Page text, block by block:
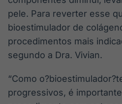
Soluções de
Tecnologia
pele. Para reverter esse
bioestimulador de
procedimentos mais
segundo a Dra. Vivian.
“Como
progressivos, é